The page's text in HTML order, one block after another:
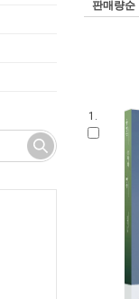
판매량순
1.